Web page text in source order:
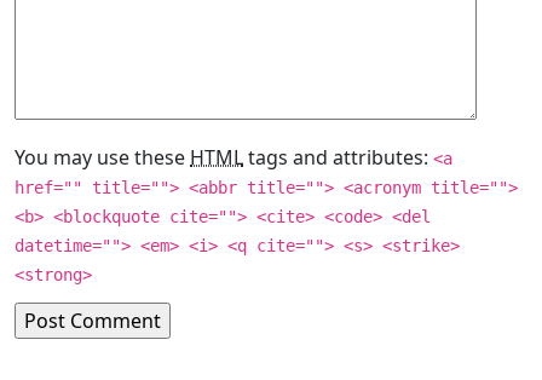
You may use these HTMLtags and attributes: <a
href="" title=""> <abbr title=""> <acronym title="">
<b> <blockquote cite=""> <cite> <code> <del
datetime=""> <em> <i> <q cite=""> <s> <strike>
<strong>